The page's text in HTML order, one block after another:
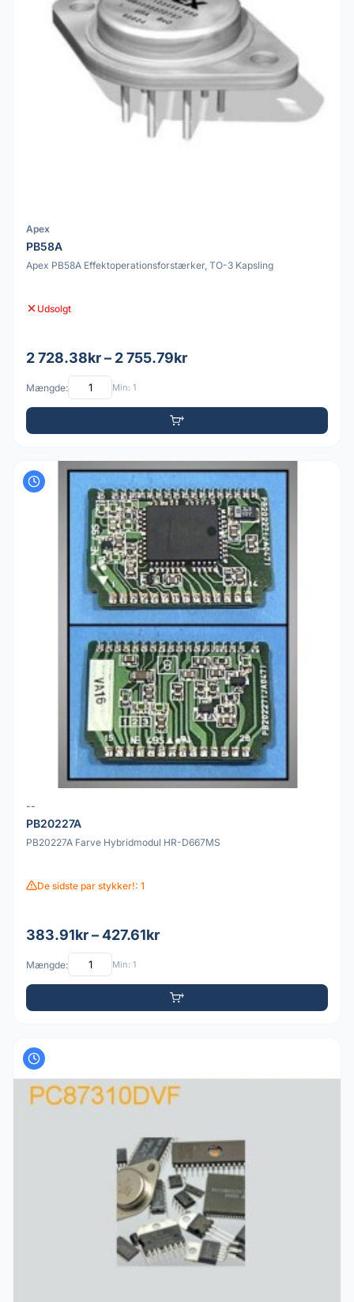
Apex
PB58A
Apex PB58A Effektoperationsforstærker, TO-3 Kapsling
Udsolgt
2 728.38kr – 2 755.79kr
Mængde: Min: 1
--
PB20227A
PB20227A Farve Hybridmodul HR-D667MS
De sidste par stykker!: 1
383.91kr – 427.61kr
Mængde: Min: 1